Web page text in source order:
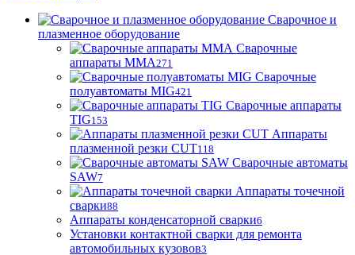
Сварочное и
плазменное оборудование
Сварочные
аппараты MMA271
Сварочные
полуавтоматы MIG421
Сварочные аппараты
TIG153
Аппараты
плазменной резки CUT118
Сварочные автоматы
SAW7
Аппараты точечной
сварки88
Аппараты конденсаторной сварки6
Установки контактной сварки для ремонта
автомобильных кузовов3